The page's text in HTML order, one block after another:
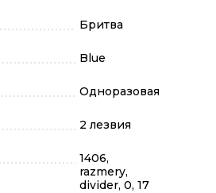
Бритва
Blue
Одноразовая
2 лезвия
1406,
razmery,
divider, 0, 17